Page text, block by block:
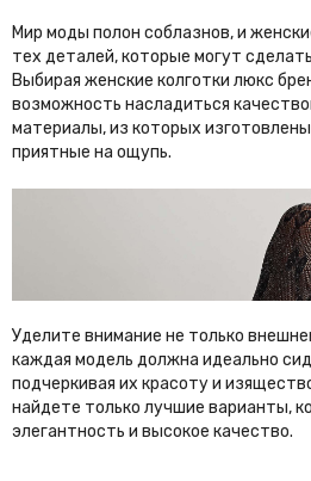
Мир моды полон соблазнов, и
тех деталей, которые могут
Выбирая женские колготки люкс
возможность насладиться
материалы, из которых
приятные на ощупь.
Уделите внимание не только
каждая модель должна идеально
подчеркивая их красоту и
найдете только лучшие варианты,
элегантность и высокое качество.